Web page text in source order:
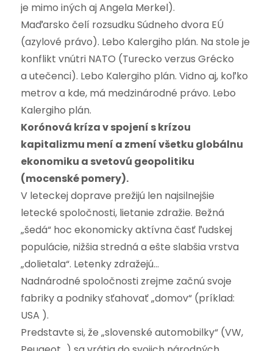
je mimo iných aj Angela Merkel).
Maďarsko čelí rozsudku Súdneho dvora EÚ
(azylové právo). Lebo Kalergiho plán. Na stole je
konflikt vnútri NATO (Turecko verzus Grécko
a utečenci). Lebo Kalergiho plán. Vidno aj, koľko
metrov a kde, má medzinárodné právo. Lebo
Kalergiho plán.
Korónová kríza v spojení s krízou
kapitalizmu mení a zmení všetku globálnu
ekonomiku a svetovú geopolitiku
(mocenské pomery).
V leteckej doprave prežijú len najsilnejšie
letecké spoločnosti, lietanie zdražie. Bežná
„šedá“ hoc ekonomicky aktívna časť ľudskej
populácie, nižšia stredná a ešte slabšia vrstva
„dolietala“. Letenky zdražejú…
Nadnárodné spoločnosti zrejme začnú svoje
fabriky a podniky sťahovať „domov“ (príklad:
USA ).
Predstavte si, že „slovenské automobilky“ (VW,